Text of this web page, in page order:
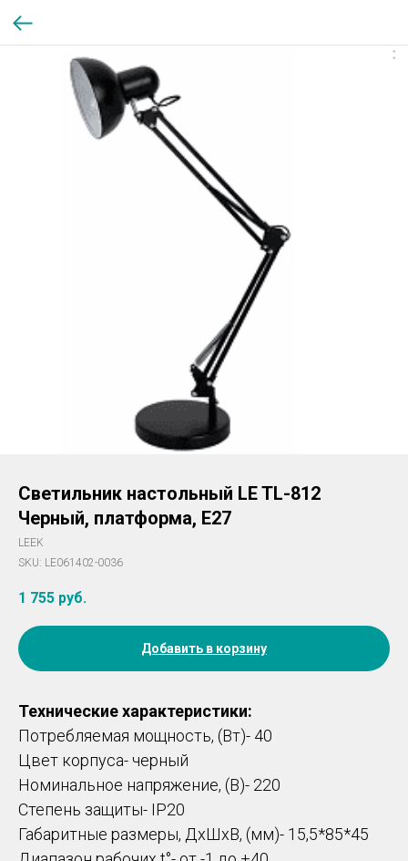
Светильник настольный LE TL-812
Черный, платформа, E27
LEEK
SKU: LE061402-0036
1 755 руб.
Добавить в корзину
Технические характеристики:
Потребляемая мощность, (Вт)- 40
Цвет корпуса- черный
Номинальное напряжение, (В)- 220
Степень защиты- IP20
Габаритные размеры, ДхШхВ, (мм)- 15,5*85*45